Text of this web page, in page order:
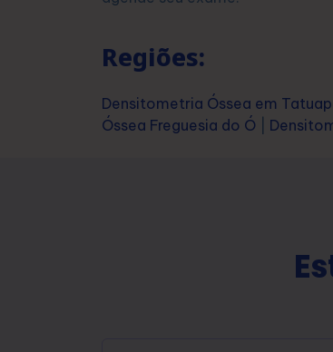
Regiões:
Densitometria Óssea em
Óssea Freguesia do Ó